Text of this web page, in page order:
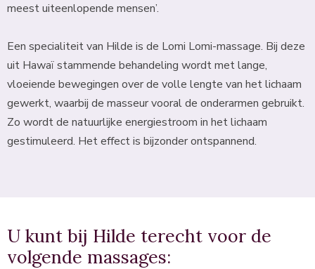
meest uiteenlopende mensen’.
Een specialiteit van Hilde is de Lomi Lomi-massage. Bij deze
uit Hawaï stammende behandeling wordt met lange,
vloeiende bewegingen over de volle lengte van het lichaam
gewerkt, waarbij de masseur vooral de onderarmen gebruikt.
Zo wordt de natuurlijke energiestroom in het lichaam
gestimuleerd. Het effect is bijzonder ontspannend.
U kunt bij Hilde terecht voor de
volgende massages: